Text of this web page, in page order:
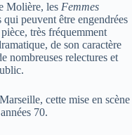
Molière, les Femmes
peuvent être engendrées
très fréquemment
de son caractère
nombreuses relectures et
cette mise en scène
70.